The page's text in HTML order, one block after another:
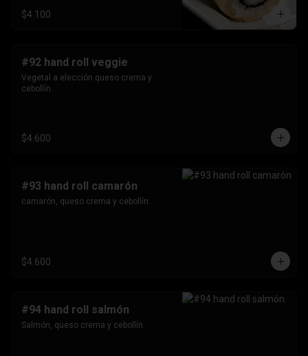
$4.100
#92 hand roll veggie
Vegetal a elección queso crema y
cebollín.
$4.600
#93 hand roll camarón
camarón, queso crema y cebollín.
$4.600
#94 hand roll salmón
Salmón, queso crema y cebollín.